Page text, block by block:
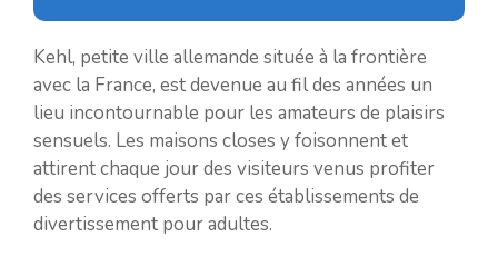
Kehl, petite ville allemande située à la frontière
avec la France, est devenue au fil des années un
lieu incontournable pour les amateurs de plaisirs
sensuels. Les maisons closes y foisonnent et
attirent chaque jour des visiteurs venus profiter
des services offerts par ces établissements de
divertissement pour adultes.